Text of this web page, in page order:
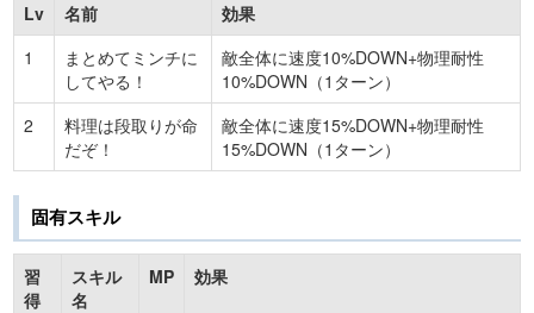
Lv 名前
効果
1
まとめてミンチに
してやる！
敵全体に速度10%DOWN+物理耐性
10%DOWN（1ターン）
2
料理は段取りが命
だぞ！
敵全体に速度15%DOWN+物理耐性
15%DOWN（1ターン）
固有スキル
習
得
スキル
名
MP 効果